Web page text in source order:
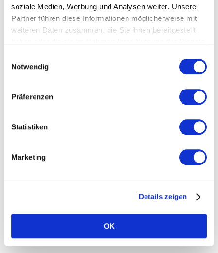
soziale Medien, Werbung und Analysen weiter. Unsere
Partner führen diese Informationen möglicherweise mit
weiteren Daten zusammen, die Sie ihnen bereitgestellt
Notwendig
Präferenzen
Statistiken
Marketing
Details zeigen
OK
erstellen.
Wann endet die kostenlose Testphase?
Die Testphase ist zeitlich unbegrenzt. Wenn du Yolawo mit
echten Teilnehmenden einsetzen möchtest, musst du
E-Mail Bestätigungen werden in der Testphase als nicht
verbindliche Buchungsbestätigungen gekennzeichnet.
Wie kann ich von der Testphase in einen
aktiven Account wechseln?